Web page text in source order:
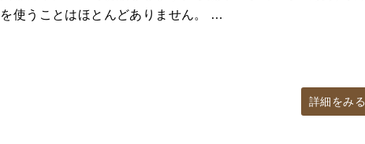
使うことはほとんどありません。 …
詳細をみる